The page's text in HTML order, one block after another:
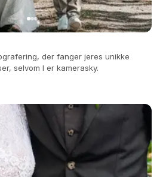
der fanger jeres unikke
selvom I er kamerasky.